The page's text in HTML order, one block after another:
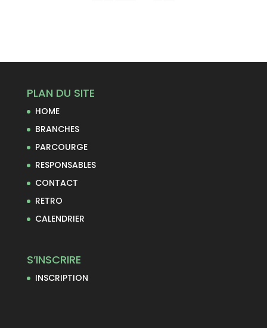
PLAN DU SITE
HOME
BRANCHES
PARCOURGE
RESPONSABLES
CONTACT
RETRO
CALENDRIER
S’INSCRIRE
INSCRIPTION